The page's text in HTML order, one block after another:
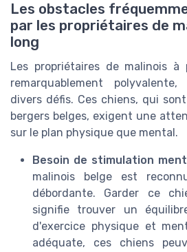
Les obstacles
par les propriétaires de
long
Les propriétaires de malinois
remarquablement
divers défis. Ces chiens, qui
bergers belges, exigent une
sur le plan physique que mental.
Besoin de stimulation
malinois belge est
débordante. Garder ce
signifie trouver un
d'exercice physique et
adéquate, ces chiens